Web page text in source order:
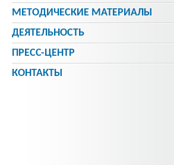
МЕТОДИЧЕСКИE МАТЕРИАЛЫ
ДЕЯТЕЛЬНОСТЬ
ПРЕСС-ЦЕНТР
КОНТАКТЫ